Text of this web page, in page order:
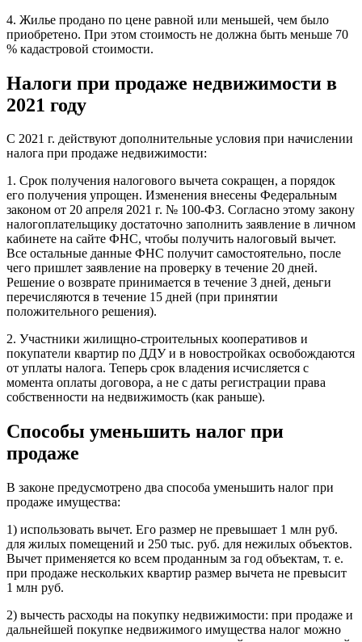
4. Жилье продано по цене равной или меньшей, чем было
приобретено. При этом стоимость не должна быть меньше 70
% кадастровой стоимости.
Налоги при продаже недвижимости в
2021 году
С 2021 г. действуют дополнительные условия при начислении
налога при продаже недвижимости:
1. Срок получения налогового вычета сокращен, а порядок
его получения упрощен. Изменения внесены Федеральным
законом от 20 апреля 2021 г. № 100-ФЗ. Согласно этому закону
налогоплательщику достаточно заполнить заявление в личном
кабинете на сайте ФНС, чтобы получить налоговый вычет.
Все остальные данные ФНС получит самостоятельно, после
чего пришлет заявление на проверку в течение 20 дней.
Решение о возврате принимается в течение 3 дней, деньги
перечисляются в течение 15 дней (при принятии
положительного решения).
2. Участники жилищно-строительных кооперативов и
покупатели квартир по ДДУ и в новостройках освобождаются
от уплаты налога. Теперь срок владения исчисляется с
момента оплаты договора, а не с даты регистрации права
собственности на недвижимость (как раньше).
Способы уменьшить налог при
продаже
В законе предусмотрено два способа уменьшить налог при
продаже имущества:
1) использовать вычет. Его размер не превышает 1 млн руб.
для жилых помещений и 250 тыс. руб. для нежилых объектов.
Вычет применяется ко всем проданным за год объектам, т. е.
при продаже нескольких квартир размер вычета не превысит
1 млн руб.
2) вычесть расходы на покупку недвижимости: при продаже и
дальнейшей покупке недвижимого имущества налог можно